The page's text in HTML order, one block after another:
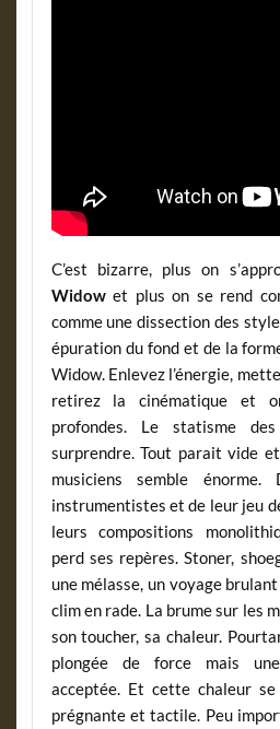
C’est bizarre, plus on
Widowet plus on se rend
comme une dissection des
épuration du fond et de la
Widow. Enlevez l’énergie,
retirez la cinématique et
profondes. Le statisme
surprendre. Tout parait vide
musiciens semble
instrumentistes et de leur jeu
leurs compositions
perd ses repères. Stoner,
une mélasse, un voyage
clim en rade. La brume sur les
son toucher, sa chaleur.
plongée de force mais
acceptée. Et cette chaleur
prégnante et tactile. Peu